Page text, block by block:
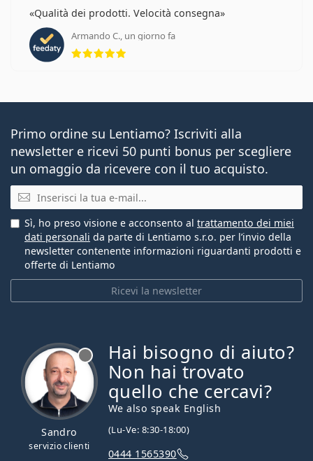
Qualità dei prodotti. Velocità consegna
Armando C., un giorno fa
valutazione 5 di 5
Primo ordine su Lentiamo? Iscriviti alla
newsletter e ricevi 50 punti bonus per scegliere
un omaggio da ricevere con il tuo acquisto.
E-mail
Ricevi la newsletter
Sì, ho preso visione e acconsento al trattamento dei miei
dati personali da parte di Lentiamo s.r.o. per l’invio della
newsletter contenente informazioni riguardanti prodotti e
offerte di Lentiamo
Sandro
servizio clienti
Hai bisogno di aiuto?
Non hai trovato
quello che cercavi?
We also speak English
(Lu-Ve: 8:30-18:00)
0444 1565390